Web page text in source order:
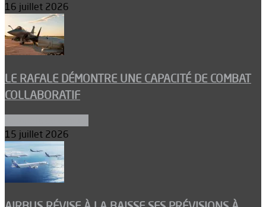
16 juillet 2026
LE RAFALE DÉMONTRE UNE CAPACITÉ DE COMBAT
COLLABORATIF
15 juillet 2026